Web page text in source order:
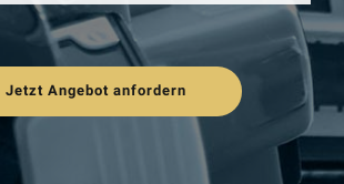
Jetzt Angebot anfordern